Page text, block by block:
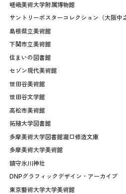
嵯峨美術大学附属博物館
サントリーポスターコレクション（大阪中
島根県立美術館
下関市立美術館
住まいの図書館
セゾン現代美術館
世田谷美術館
世田谷文学館
高松市美術館
拓殖大学図書館
多摩美術大学図書館瀧口修造文庫
多摩美術大学美術館
鎮守氷川神壮
DNPグラフィックデザイン・アーカイブ
東京藝術大学大学美術館